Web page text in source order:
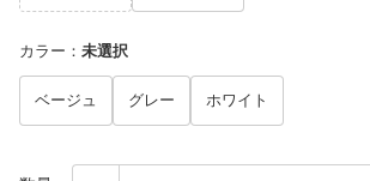
カラー ： 未選択
ベージュ グレー ホワイト